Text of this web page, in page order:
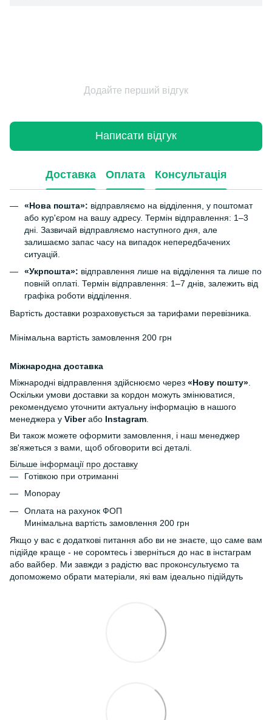
Додайте перший відгук
Написати відгук
Доставка Оплата Консультація
«Нова пошта»: відправляємо на відділення, у поштомат
або кур'єром на вашу адресу. Термін відправлення: 1–3
дні. Зазвичай відправляємо наступного дня, але
залишаємо запас часу на випадок непередбачених
ситуацій.
«Укрпошта»: відправлення лише на відділення та лише по
повній оплаті. Термін відправлення: 1–7 днів, залежить від
графіка роботи відділення.
Вартість доставки розраховується за тарифами перевізника.
Мінімальна вартість замовлення 200 грн
Міжнародна доставка
Міжнародні відправлення здійснюємо через «Нову пошту»
Оскільки умови доставки за кордон можуть змінюватися,
рекомендуємо уточнити актуальну інформацію в нашого
менеджера у Viberабо Instagram
Ви також можете оформити замовлення, і наш менеджер
зв'яжеться з вами, щоб обговорити всі деталі.
Більше інформації про доставку
Готівкою при отриманні
Monopay
Оплата на рахунок ФОП
Минімальна вартість замовлення 200 грн
Якщо у вас є додаткові питання або ви не знаєте, що саме вам
підійде краще - не соромтесь і зверніться до нас в інстаграм
або вайбер. Ми завжди з радістю вас проконсультуємо та
допоможемо обрати матеріали, які вам ідеально підійдуть